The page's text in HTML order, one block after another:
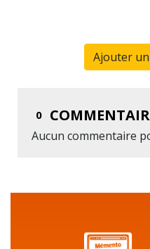
Ajouter
0
Aucun commentaire